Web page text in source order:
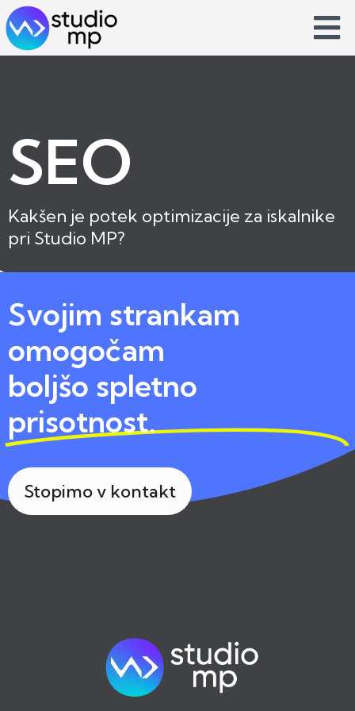
Skip
to
SEO
Kakšen je potek optimizacije za iskalnike
pri Studio MP?
Svojim strankam
omogočam
boljšo spletno
prisotnost.
Stopimo v kontakt